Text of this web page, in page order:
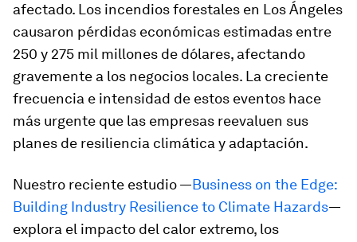
afectado. Los incendios forestales en Los Ángeles
causaron pérdidas económicas estimadas entre
250 y 275 mil millones de dólares, afectando
gravemente a los negocios locales. La creciente
frecuencia e intensidad de estos eventos hace
más urgente que las empresas reevaluen sus
planes de resiliencia climática y adaptación.
Nuestro reciente estudio —Business on the Edge:
Building Industry Resilience to Climate Hazards—
explora el impacto del calor extremo, los